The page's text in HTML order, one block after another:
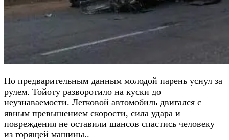
По предварительным данным молодой парень уснул за
рулем. Тойоту разворотило на куски до
неузнаваемости. Легковой автомобиль двигался с
явным превышением скорости, сила удара и
повреждения не оставили шансов спастись человеку
из горящей машины..